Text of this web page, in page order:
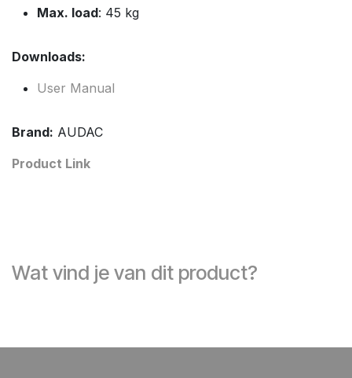
Max. load: 45 kg
Downloads:
User Manual
Brand: AUDAC
Product Link
Wat vind je van dit product?